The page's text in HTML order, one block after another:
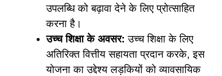
उपलब्धि को बढ़ावा देने के लिए प्रोत्साहित
करना है।
उच्च शिक्षा के अवसर: उच्च शिक्षा के लिए
अतिरिक्त वित्तीय सहायता प्रदान करके, इस
योजना का उद्देश्य लड़कियों को व्यावसायिक